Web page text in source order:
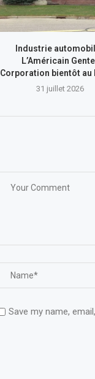
Industrie
L’Américain
Corporation bientôt au
31 juillet 2026
Save my name,